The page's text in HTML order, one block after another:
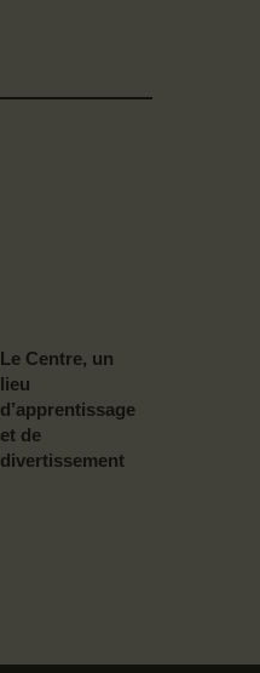
Le Centre, un
lieu
d’apprentissage
et de
divertissement